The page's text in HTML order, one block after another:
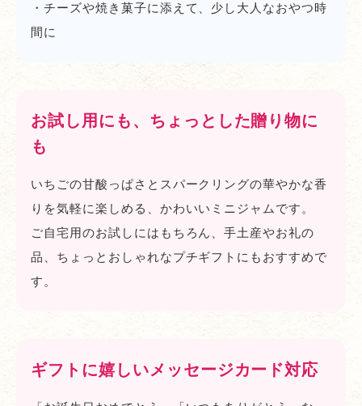
・チーズや焼き菓子に添えて、少し大人なおやつ時
間に
お試し用にも、ちょっとした贈り物に
も
いちごの甘酸っぱさとスパークリングの華やかな香
りを気軽に楽しめる、かわいいミニジャムです。
ご自宅用のお試しにはもちろん、手土産やお礼の
品、ちょっとおしゃれなプチギフトにもおすすめで
す。
ギフトに嬉しいメッセージカード対応